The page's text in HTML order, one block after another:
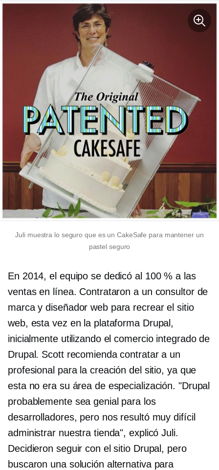
Juli muestra lo seguro que es un CakeSafe para mantener un
pastel seguro
En 2014, el equipo se dedicó al 100 % a las
ventas en línea. Contrataron a un consultor de
marca y diseñador web para recrear el sitio
web, esta vez en la plataforma Drupal,
inicialmente utilizando el comercio integrado de
Drupal. Scott recomienda contratar a un
profesional para la creación del sitio, ya que
esta no era su área de especialización. "Drupal
probablemente sea genial para los
desarrolladores, pero nos resultó muy difícil
administrar nuestra tienda", explicó Juli.
Decidieron seguir con el sitio Drupal, pero
buscaron una solución alternativa para